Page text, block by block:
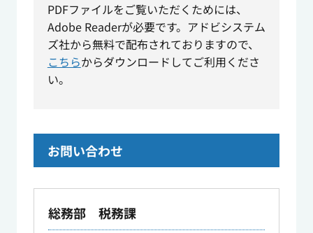
PDFファイルをご覧いただくためには、
Adobe Readerが必要です。アドビシステム
ズ社から無料で配布されておりますので、
こちらからダウンロードしてご利用くださ
い。
お問い合わせ
総務部 税務課